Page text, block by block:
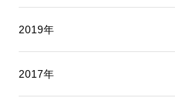
2019年
2017年